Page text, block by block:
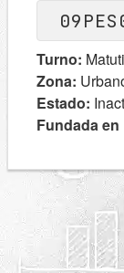
Turno:
Zona:
Estado:
Fundada en